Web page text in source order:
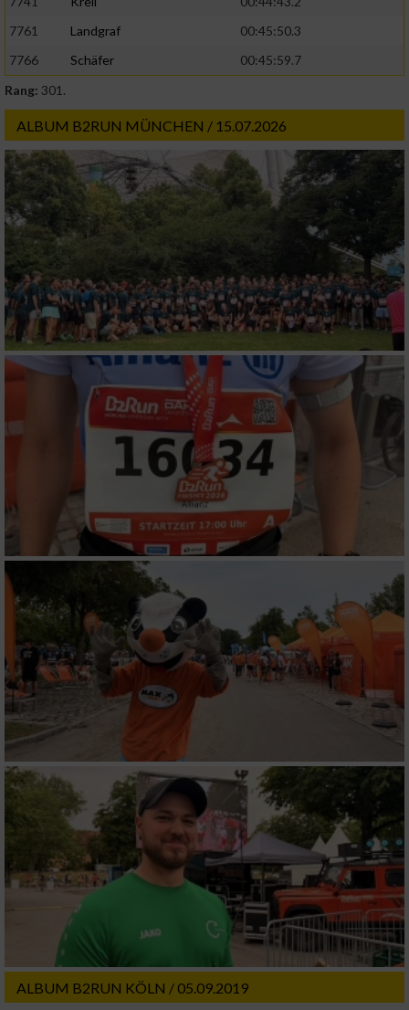
7761
Landgraf
00:45:50.3
7766
Schäfer
00:45:59.7
Rang: 301.
ALBUM B2RUN MÜNCHEN / 15.07.2026
ALBUM B2RUN KÖLN / 05.09.2019